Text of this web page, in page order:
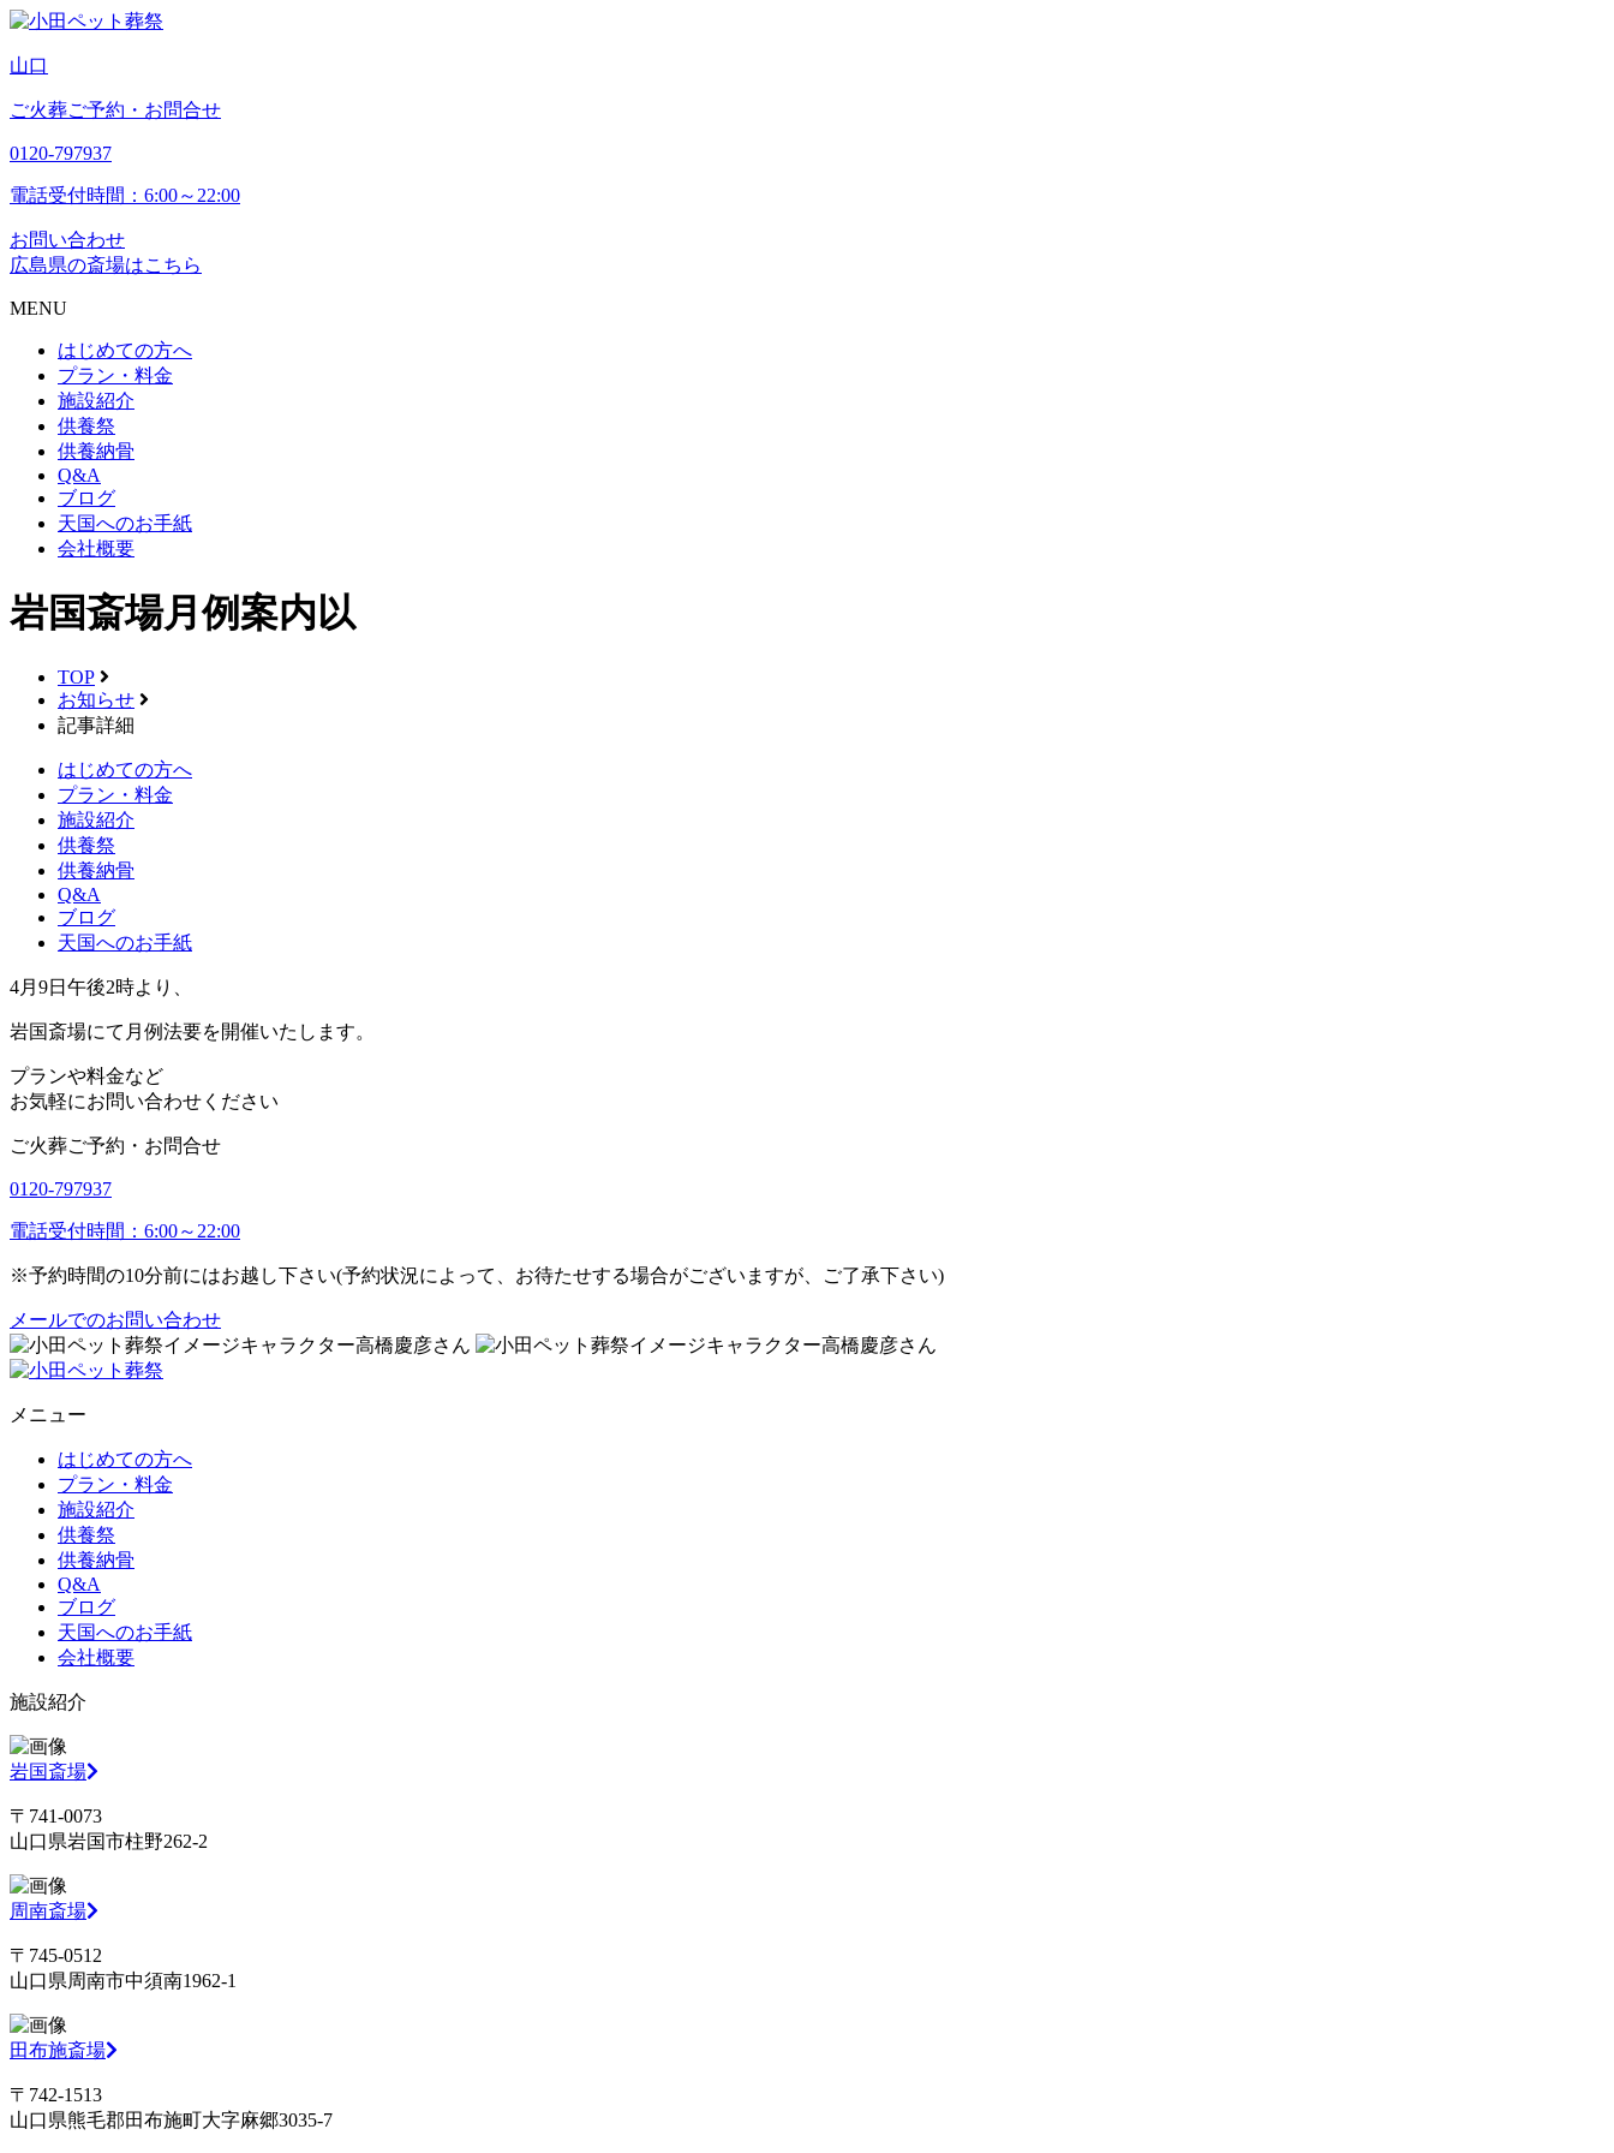
山口
ご火葬ご予約・お問合せ
0120-797937
電話受付時間：6:00～22:00
お問い合わせ
広島県の斎場はこちら
MENU
はじめての方へ
プラン・料金
施設紹介
供養祭
供養納骨
Q&A
ブログ
天国へのお手紙
会社概要
岩国斎場月例案内以
TOP
お知らせ
記事詳細
はじめての方へ
プラン・料金
施設紹介
供養祭
供養納骨
Q&A
ブログ
天国へのお手紙
4月9日午後2時より、
岩国斎場にて月例法要を開催いたします。
プランや料金など
お気軽にお問い合わせください
ご火葬ご予約・お問合せ
0120-797937
電話受付時間：6:00～22:00
※予約時間の10分前にはお越し下さい(予約状況によって、お待たせする場合がございますが、ご了承下さい)
メールでのお問い合わせ
メニュー
はじめての方へ
プラン・料金
施設紹介
供養祭
供養納骨
Q&A
ブログ
天国へのお手紙
会社概要
施設紹介
岩国斎場
〒741-0073
山口県岩国市柱野262-2
周南斎場
〒745-0512
山口県周南市中須南1962-1
田布施斎場
〒742-1513
山口県熊毛郡田布施町大字麻郷3035-7